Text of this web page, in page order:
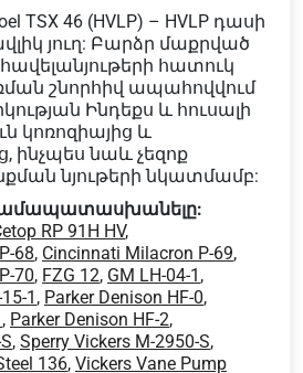
TSX 46 (HVLP) – HVLP դասի
յուղ: Բարձր մաքրված
հատուկ
շնորհիվ ապահովվում
Ինդեքս և հուսալի
կոռոզիայից և
ինչպես նաև չեզոք
նյութերի նկատմամբ:
RP 91H HV,
68, Cincinnati Milacron P-69,
70, FZG 12, GM LH-04-1 ,
1 , Parker Denison HF-0,
, Parker Denison HF-2,
, Sperry Vickers M-2950-S,
136, Vickers Vane Pump